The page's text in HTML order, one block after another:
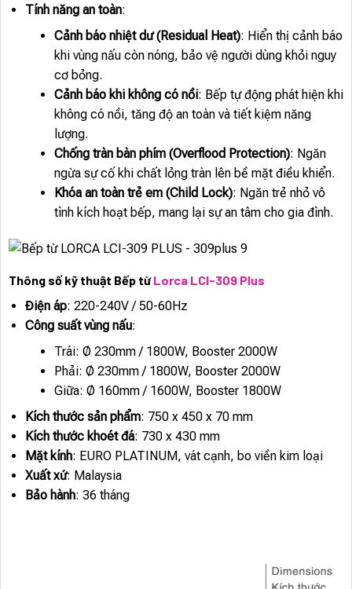
Tính năng an toàn:
Cảnh báo nhiệt dư (Residual Heat): Hiển thị cảnh báo
khi vùng nấu còn nóng, bảo vệ người dùng khỏi nguy
cơ bỏng.
Cảnh báo khi không có nồi: Bếp tự động phát hiện khi
không có nồi, tăng độ an toàn và tiết kiệm năng
lượng.
Chống tràn bàn phím (Overflood Protection): Ngăn
ngừa sự cố khi chất lỏng tràn lên bề mặt điều khiển.
Khóa an toàn trẻ em (Child Lock): Ngăn trẻ nhỏ vô
tình kích hoạt bếp, mang lại sự an tâm cho gia đình.
Thông số kỹ thuật Bếp từLorca LCI-309 Plus
Điện áp: 220-240V / 50-60Hz
Công suất vùng nấu:
Trái: Ø 230mm / 1800W, Booster 2000W
Phải: Ø 230mm / 1800W, Booster 2000W
Giữa: Ø 160mm / 1600W, Booster 1800W
Kích thước sản phẩm: 750 x 450 x 70 mm
Kích thước khoét đá: 730 x 430 mm
Mặt kính: EURO PLATINUM, vát cạnh, bo viền kim loại
Xuất xứ: Malaysia
Bảo hành: 36 tháng